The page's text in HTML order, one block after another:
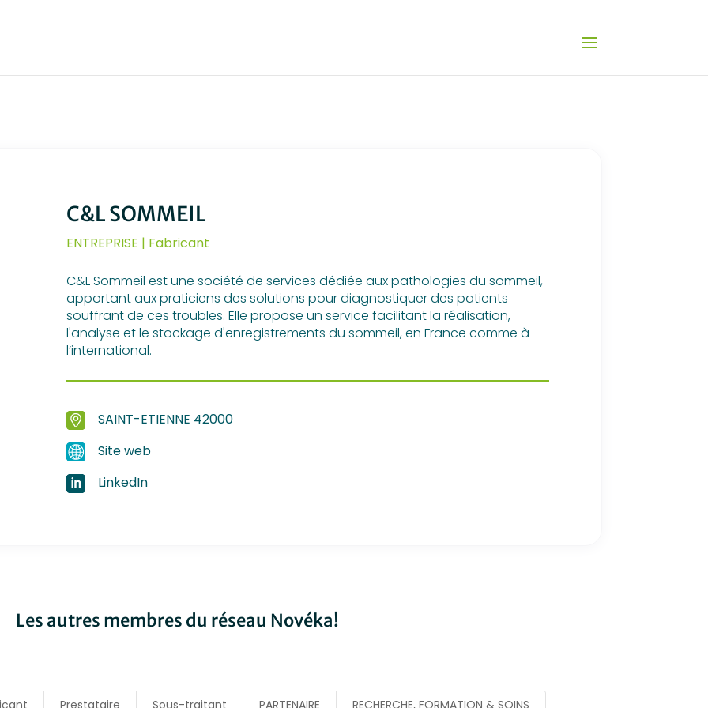
C&L SOMMEIL
ENTREPRISE | Fabricant
C&L Sommeil est une société de services dédiée aux pathologies du sommeil,
apportant aux praticiens des solutions pour diagnostiquer des patients
souffrant de ces troubles. Elle propose un service facilitant la réalisation,
l'analyse et le stockage d'enregistrements du sommeil, en France comme à
l’international.
SAINT-ETIENNE 42000
Site web
LinkedIn
Les autres membres du réseau Novéka!